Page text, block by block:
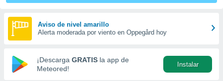
las
forma
digital
basada
Aviso de nivel amarillo
Alerta moderada por viento en Oppegård hoy
¡Descarga GRATIS la app de
Meteored!
Instalar